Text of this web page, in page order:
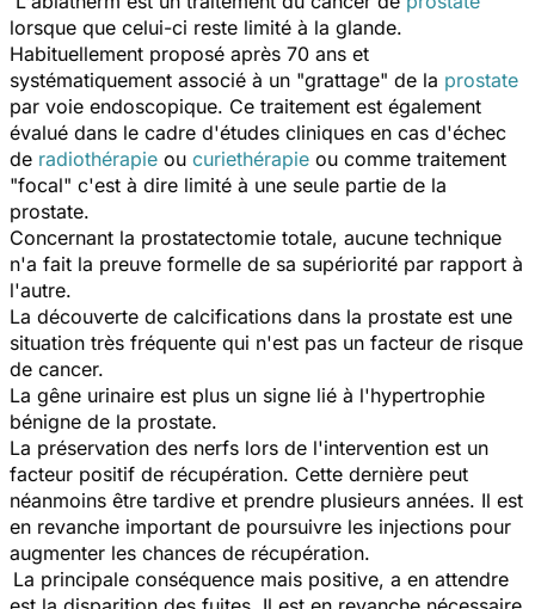
lorsque que celui-ci reste limité à la glande.
Habituellement proposé après 70 ans et
systématiquement associé à un "grattage" de la prostate
par voie endoscopique. Ce traitement est également
évalué dans le cadre d'études cliniques en cas d'échec
de radiothérapie ou curiethérapie ou comme traitement
"focal" c'est à dire limité à une seule partie de la
prostate.
Concernant la prostatectomie totale, aucune technique
n'a fait la preuve formelle de sa supériorité par rapport à
l'autre.
La découverte de calcifications dans la prostate est une
situation très fréquente qui n'est pas un facteur de risque
de cancer.
La gêne urinaire est plus un signe lié à l'hypertrophie
bénigne de la prostate.
La préservation des nerfs lors de l'intervention est un
facteur positif de récupération. Cette dernière peut
néanmoins être tardive et prendre plusieurs années. Il est
en revanche important de poursuivre les injections pour
augmenter les chances de récupération.
La principale conséquence mais positive, a en attendre